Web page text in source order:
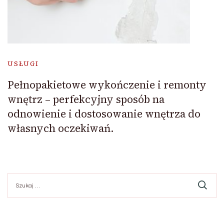
USŁUGI
Pełnopakietowe wykończenie i remonty
wnętrz – perfekcyjny sposób na
odnowienie i dostosowanie wnętrza do
własnych oczekiwań.